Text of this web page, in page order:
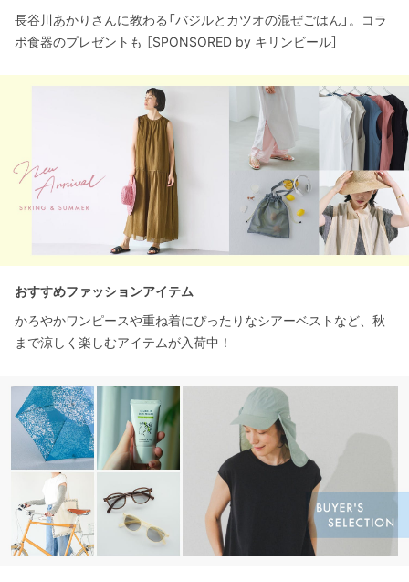
長谷川あかりさんに教わる「バジルとカツオの混ぜごはん」。コラ
ボ食器のプレゼントも ［SPONSORED by キリンビール］
おすすめファッションアイテム
かろやかワンピースや重ね着にぴったりなシアーベストなど、秋
まで涼しく楽しむアイテムが入荷中！